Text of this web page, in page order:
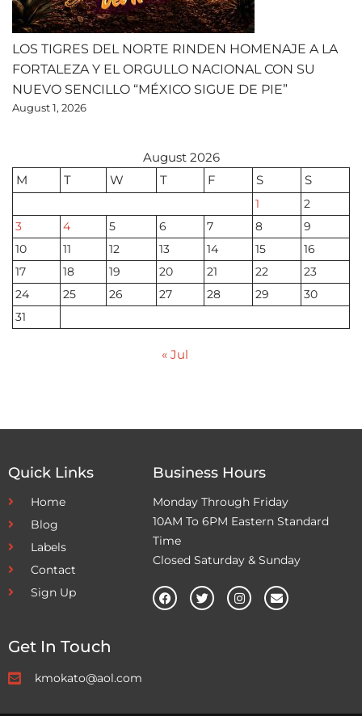
LOS TIGRES DEL NORTE RINDEN HOMENAJE A LA
FORTALEZA Y EL ORGULLO NACIONAL CON SU
NUEVO SENCILLO “MÉXICO SIGUE DE PIE”
August 1, 2026
August 2026
M
T W T F S S
1
2
3
4 5 6 7 8
9
10
11 12 13 14 15
16
17
18 19 20 21 22
23
24
25 26 27 28 29
30
31
« Jul
Quick Links
Home
Blog
Labels
Contact
Sign Up
Business Hours
Monday Through Friday
10AM To 6PM Eastern Standard
Time
Closed Saturday & Sunday
Get In Touch
kmokato@aol.com